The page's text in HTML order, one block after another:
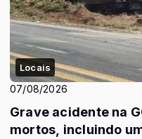
Locais
07/08/2026
Grave acidente na
mortos, incluindo